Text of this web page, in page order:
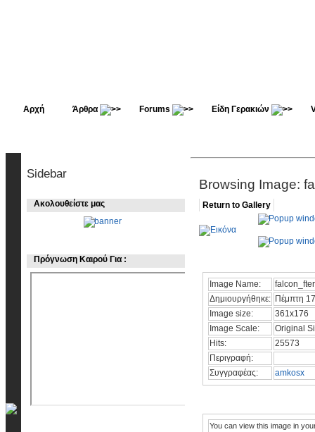
Αρχή Άρθρα Forums Είδη Γερακιών
Sidebar
Ακολουθείστε μας
Πρόγνωση Καιρού Για :
Browsing Image:
Return to Gallery
Image Name:
Δημιουργήθηκε: Πέμπτη
Image size:
361x176
Image Scale:
Original
Hits:
25573
Περιγραφή:
Συγγραφέας:
amkosx
You can view this image in